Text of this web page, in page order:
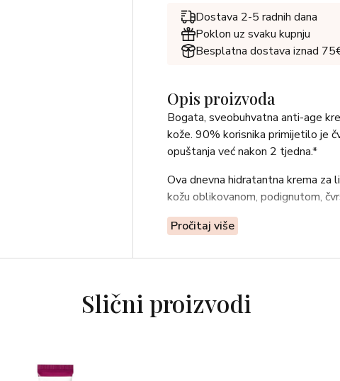
Dostava 2-5 radnih dana
Poklon uz svaku kupnju
Besplatna dostava iznad
Opis proizvoda
Bogata, sveobuhvatna anti-age
kože. 90% korisnika primijetilo je
opuštanja već nakon 2 tjedna.*
Ova dnevna hidratantna krema za
kožu oblikovanom, podignutom,
Pročitaj više
Slični proizvodi